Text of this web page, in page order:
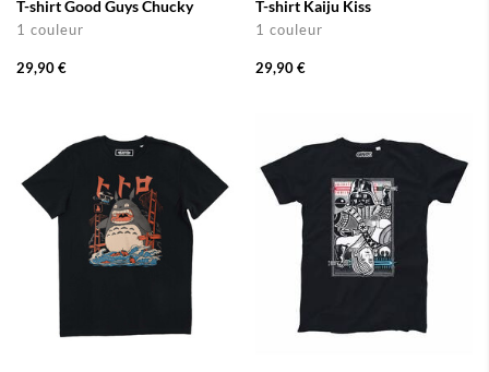
T-shirt Good Guys Chucky
1 couleur
29,90 €
T-shirt Kaiju Kiss
1 couleur
29,90 €